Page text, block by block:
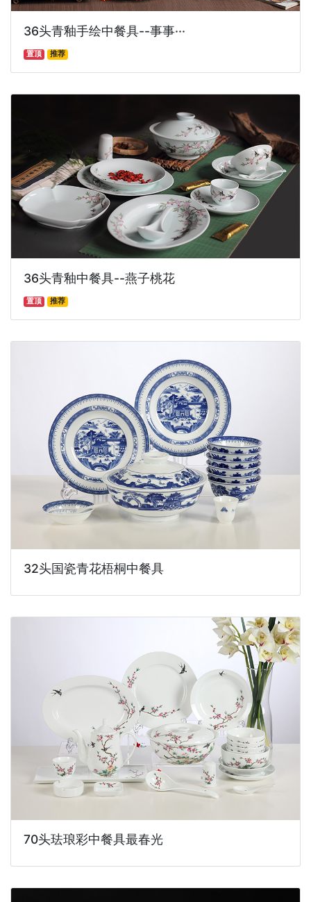
36头青釉手绘中餐具--事事···
置顶 推荐
36头青釉中餐具--燕子桃花
置顶 推荐
32头国瓷青花梧桐中餐具
70头珐琅彩中餐具最春光